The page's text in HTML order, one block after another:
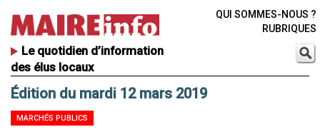
Le quotidien d’information
des élus locaux
QUI SOMMES-NOUS ?
RUBRIQUES
Édition du mardi 12 mars 2019
MARCHÉS PUBLICS